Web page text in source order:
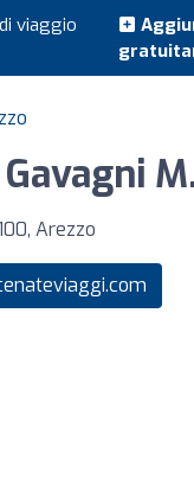
viaggio
Arezzo